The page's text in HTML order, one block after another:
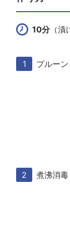
10分（漬
プルー
煮沸消